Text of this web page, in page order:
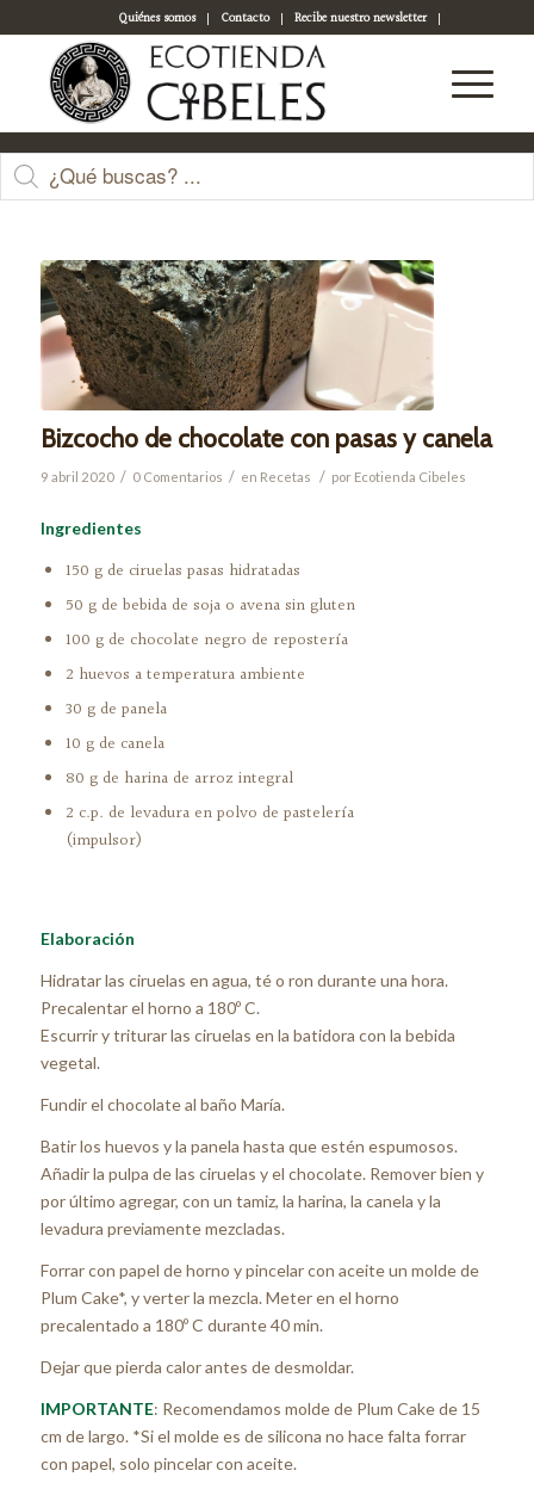
Quiénes somos Contacto
Recibe nuestro newsletter
Acceso a tu cuenta
Últimas entradas
Bizcocho de chocolate con pasas y canela
9 abril 2020 / 0 Comentarios / en Recetas / por Ecotienda Cibeles
Ingredientes
150 g de ciruelas pasas hidratadas
50 g de bebida de soja o avena sin gluten
100 g de chocolate negro de repostería
2 huevos a temperatura ambiente
30 g de panela
10 g de canela
80 g de harina de arroz integral
2 c.p. de levadura en polvo de pastelería
(impulsor)
Elaboración
Hidratar las ciruelas en agua, té o ron durante una hora.
Precalentar el horno a 180º C.
Escurrir y triturar las ciruelas en la batidora con la bebida
vegetal.
Fundir el chocolate al baño María.
Batir los huevos y la panela hasta que estén espumosos.
Añadir la pulpa de las ciruelas y el chocolate. Remover bien y
por último agregar, con un tamiz, la harina, la canela y la
levadura previamente mezcladas.
Forrar con papel de horno y pincelar con aceite un molde de
Plum Cake*, y verter la mezcla. Meter en el horno
precalentado a 180º C durante 40 min.
Dejar que pierda calor antes de desmoldar.
IMPORTANTE: Recomendamos molde de Plum Cake de 15
cm de largo. *Si el molde es de silicona no hace falta forrar
con papel, solo pincelar con aceite.